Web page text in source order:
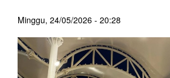
Minggu, 24/05/2026 - 20:28